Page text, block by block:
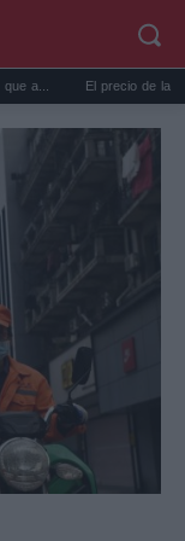
El precio de la vivienda